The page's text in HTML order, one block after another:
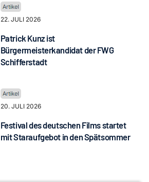
22. JULI 2026
Patrick Kunz ist
Bürgermeisterkandidat der FWG
Schifferstadt
20. JULI 2026
Festival des deutschen Films startet
mit Staraufgebot in den Spätsommer